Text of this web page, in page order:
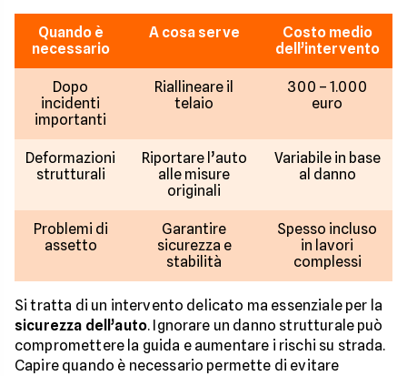
Quando è
necessario
A cosa serve
Costo medio
dell’intervento
Dopo
incidenti
importanti
Riallineare il
telaio
300 – 1.000
euro
Deformazioni
strutturali
Riportare l’auto
alle misure
originali
Variabile in base
al danno
Problemi di
assetto
Garantire
sicurezza e
stabilità
Spesso incluso
in lavori
complessi
Si tratta di un intervento delicato ma essenziale per la
sicurezza dell’auto. Ignorare un danno strutturale può
compromettere la guida e aumentare i rischi su strada.
Capire quando è necessario permette di evitare